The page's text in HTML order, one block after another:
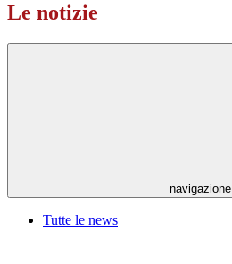
Le notizie
navigazione
Tutte le news